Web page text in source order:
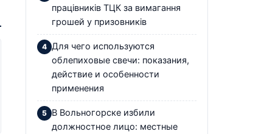
працівників ТЦК за вимагання
грошей у призовників
Для чего используются
облепиховые свечи: показания,
действие и особенности
применения
В Вольногорске избили
должностное лицо: местные